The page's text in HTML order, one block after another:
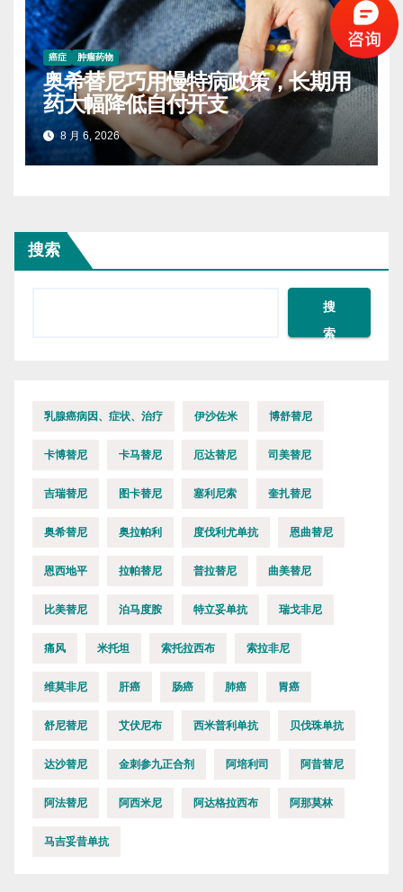
癌症 肿瘤药物
奥希替尼巧用慢特病政策，长期用
药大幅降低自付开支
8 月 6, 2026
搜索
搜
索
乳腺癌病因、症状、治疗 伊沙佐米 博舒替尼
卡博替尼 卡马替尼 厄达替尼 司美替尼
吉瑞替尼 图卡替尼 塞利尼索 奎扎替尼
奥希替尼 奥拉帕利 度伐利尤单抗 恩曲替尼
恩西地平 拉帕替尼 普拉替尼 曲美替尼
比美替尼 泊马度胺 特立妥单抗 瑞戈非尼
痛风 米托坦 索托拉西布 索拉非尼
维莫非尼 肝癌 肠癌 肺癌 胃癌
舒尼替尼 艾伏尼布 西米普利单抗 贝伐珠单抗
达沙替尼 金刺参九正合剂 阿培利司 阿昔替尼
阿法替尼 阿西米尼 阿达格拉西布 阿那莫林
马吉妥昔单抗